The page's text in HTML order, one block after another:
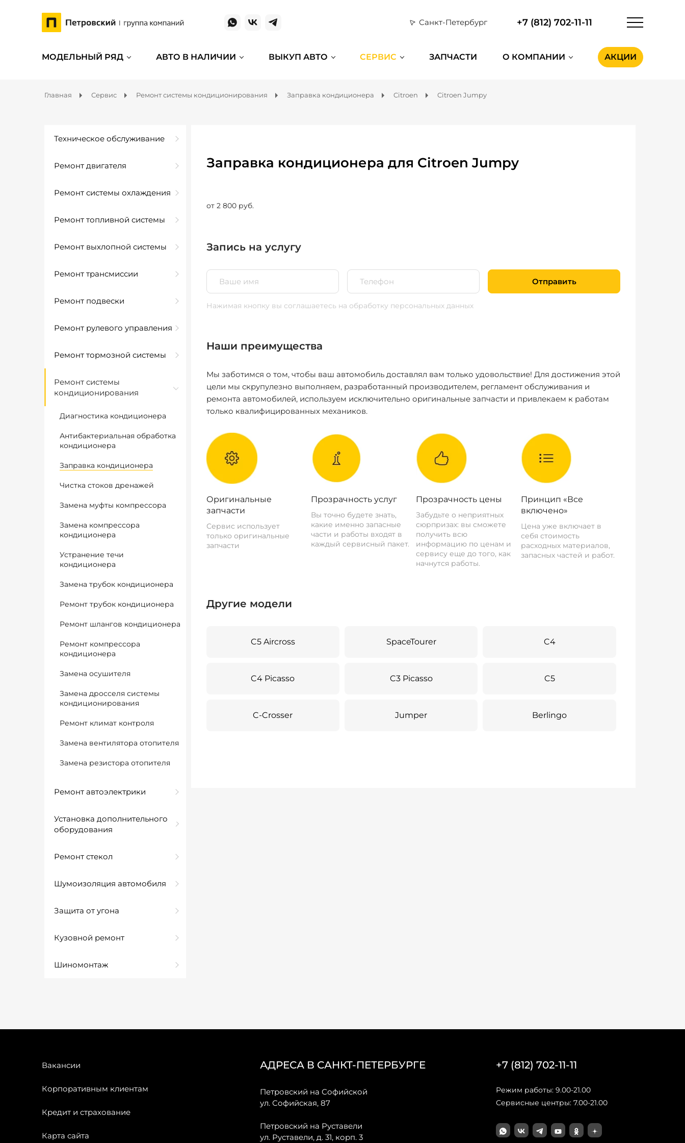
Санкт-Петербург +7 (812) 702-11-11
МОДЕЛЬНЫЙ РЯД АВТО В НАЛИЧИИ ВЫКУП АВТО СЕРВИС ЗАПЧАСТИ О КОМПАНИИ АКЦИИ
Главная Сервис Ремонт системы кондиционирования Заправка кондиционера Citroen Citroen Jumpy
Техническое обслуживание
Ремонт двигателя
Ремонт системы охлаждения
Ремонт топливной системы
Ремонт выхлопной системы
Ремонт трансмиссии
Ремонт подвески
Ремонт рулевого управления
Ремонт тормозной системы
Ремонт системы
кондиционирования
Диагностика кондиционера
Антибактериальная обработка
кондиционера
Заправка кондиционера
Чистка стоков дренажей
Замена муфты компрессора
Замена компрессора
кондиционера
Устранение течи
кондиционера
Замена трубок кондиционера
Ремонт трубок кондиционера
Ремонт шлангов кондиционера
Ремонт компрессора
кондиционера
Замена осушителя
Замена дросселя системы
кондиционирования
Ремонт климат контроля
Замена вентилятора отопителя
Замена резистора отопителя
Ремонт автоэлектрики
Установка дополнительного
оборудования
Ремонт стекол
Шумоизоляция автомобиля
Защита от угона
Кузовной ремонт
Шиномонтаж
Заправка кондиционера для Citroen Jumpy
от 2 800 руб.
Запись на услугу
Отправить
Нажимая кнопку вы соглашаетесь на обработку персональных данных
Наши преимущества
Мы заботимся о том, чтобы ваш автомобиль доставлял вам только удовольствие! Для достижения этой
цели мы скрупулезно выполняем, разработанный производителем, регламент обслуживания и
ремонта автомобилей, используем исключительно оригинальные запчасти и привлекаем к работам
только квалифицированных механиков.
Оригинальные
запчасти
Сервис использует
только оригинальные
запчасти
Прозрачность услуг
Вы точно будете знать,
какие именно запасные
части и работы входят в
каждый сервисный пакет.
Прозрачность цены
Забудьте о неприятных
сюрпризах: вы сможете
получить всю
информацию по ценам и
сервису еще до того, как
начнутся работы.
Принцип «Все
включено»
Цена уже включает в
себя стоимость
расходных материалов,
запасных частей и работ.
Другие модели
C5 Aircross SpaceTourer C4
C4 Picasso C3 Picasso C5
C-Crosser Jumper Berlingo
Вакансии
Корпоративным клиентам
Кредит и страхование
Карта сайта
АДРЕСА В САНКТ-ПЕТЕРБУРГЕ
Петровский на Софийской
ул. Софийская, 87
Петровский на Руставели
ул. Руставели, д. 31, корп. 3
+7 (812) 702-11-11
Режим работы: 9.00-21.00
Сервисные центры: 7.00-21.00